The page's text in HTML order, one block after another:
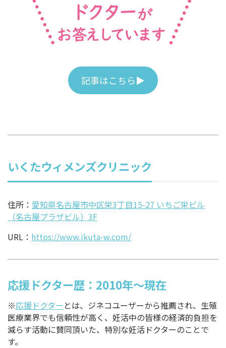
記事はこちら▶
いくたウィメンズクリニック
住所： 愛知県名古屋市中区栄3丁目15-27 いちご栄ビル
（名古屋プラザビル）3F
URL： https://www.ikuta-w.com/
応援ドクター歴：2010年～現在
※応援ドクター とは、ジネコユーザーから推薦され、生殖
医療業界でも信頼性が高く、妊活中の皆様の経済的負担を
減らす活動に賛同頂いた、特別な妊活ドクターのことで
す。